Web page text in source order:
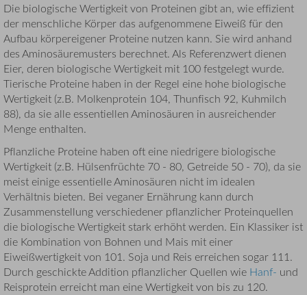
Die biologische Wertigkeit von Proteinen gibt an, wie effizient
der menschliche Körper das aufgenommene Eiweiß für den
Aufbau körpereigener Proteine nutzen kann. Sie wird anhand
des Aminosäuremusters berechnet. Als Referenzwert dienen
Eier, deren biologische Wertigkeit mit 100 festgelegt wurde.
Tierische Proteine haben in der Regel eine hohe biologische
Wertigkeit (z.B. Molkenprotein 104, Thunfisch 92, Kuhmilch
88), da sie alle essentiellen Aminosäuren in ausreichender
Menge enthalten.
Pflanzliche Proteine haben oft eine niedrigere biologische
Wertigkeit (z.B. Hülsenfrüchte 70 - 80, Getreide 50 - 70), da sie
meist einige essentielle Aminosäuren nicht im idealen
Verhältnis bieten. Bei veganer Ernährung kann durch
Zusammenstellung verschiedener pflanzlicher Proteinquellen
die biologische Wertigkeit stark erhöht werden. Ein Klassiker ist
die Kombination von Bohnen und Mais mit einer
Eiweißwertigkeit von 101. Soja und Reis erreichen sogar 111.
Durch geschickte Addition pflanzlicher Quellen wie Hanf- und
Reisprotein erreicht man eine Wertigkeit von bis zu 120.